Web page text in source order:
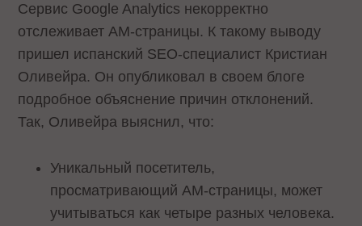
Сервис Google Analytics некорректно
отслеживает AM-страницы. К такому выводу
пришел испанский SEO-специалист Кристиан
Оливейра. Он опубликовал в своем блоге
подробное объяснение причин отклонений.
Так, Оливейра выяснил, что:
Уникальный посетитель,
просматривающий AM-страницы, может
учитываться как четыре разных человека.